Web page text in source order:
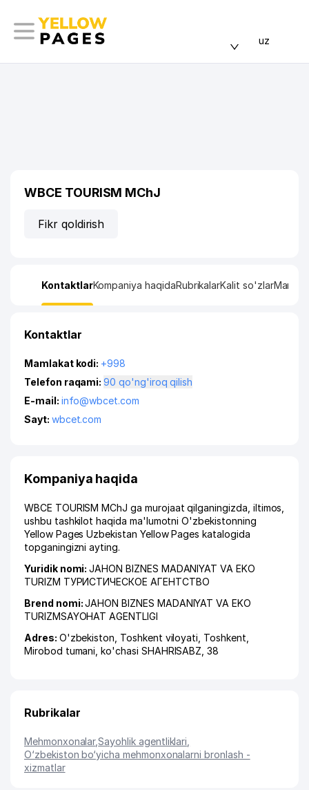
uz
WBCE TOURISM MChJ
Fikr qoldirish
KontaktlarKompaniya haqidaRubrikalarKalit so'zlarManzil
Kontaktlar
Mamlakat kodi: +998
Telefon raqami:
90 qo'ng'iroq qilish
E-mail: info@wbcet.com
Sayt: wbcet.com
Kompaniya haqida
WBCE TOURISM MChJ ga murojaat qilganingizda, iltimos,
ushbu tashkilot haqida ma'lumotni O'zbekistonning
Yellow Pages Uzbekistan Yellow Pages katalogida
topganingizni ayting.
Yuridik nomi:JAHON BIZNES MADANIYAT VA EKO
TURIZM ТУРИСТИЧЕСКОЕ АГЕНТСТВО
Brend nomi:JAHON BIZNES MADANIYAT VA EKO
TURIZMSAYOHAT AGENTLIGI
Adres: O'zbekiston, Toshkent viloyati Toshkent
Mirobod tumani ,ko'chasi SHAHRISABZ , 38
Rubrikalar
Mehmonxonalar, Sayohlik agentliklari
O‘zbekiston bo‘yicha mehmonxonalarni bronlash -
xizmatlar